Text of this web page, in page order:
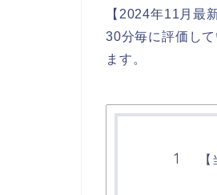
【2024年11月最
30分毎に評価し
ます。